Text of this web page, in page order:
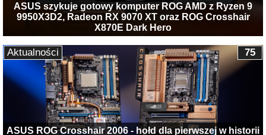
ASUS szykuje gotowy komputer ROG AMD z Ryzen 9
9950X3D2, Radeon RX 9070 XT oraz ROG Crosshair
X870E Dark Hero
ASUS ROG Crosshair 2006 - hołd dla pierwszej w historii
75
Aktualności